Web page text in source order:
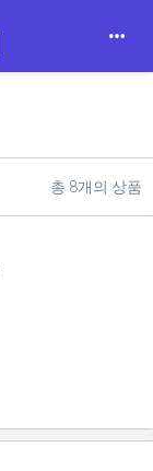
총 8개의 상품